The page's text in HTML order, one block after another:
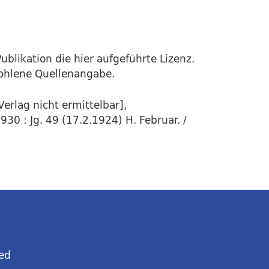
die hier aufgeführte Lizenz.
Quellenangabe.
nicht ermittelbar],
: Jg. 49 (17.2.1924) H. Februar. /